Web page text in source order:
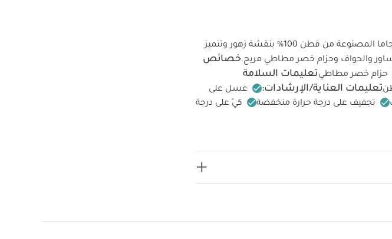
ستنعم صغيرتك بإطلالة مريحة أثناء النوم مع هذه البيجاما المصنوعة من قطن 100‏‏%‏‏ بنقشة زهور وتتميز
والحواف وحزام خصر مطاطي مريح.خصائص
حزام خصر مطاطيتعليمات السلامة
تعليمات العناية/الإرشادات:
غسل على
تجفيف على درجة حرارة منخفضة
كيّ على درجة